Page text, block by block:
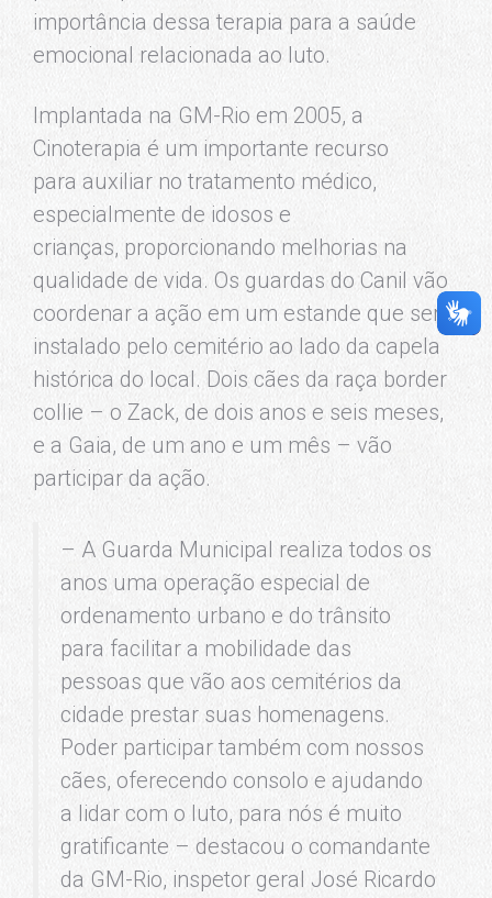
importância dessa terapia para a saúde
emocional relacionada ao luto.
Implantada na GM-Rio em 2005, a
Cinoterapia é um importante recurso
para auxiliar no tratamento médico,
especialmente de idosos e
crianças, proporcionando melhorias na
qualidade de vida. Os guardas do Canil vão
coordenar a ação em um estande que será
instalado pelo cemitério ao lado da capela
histórica do local. Dois cães da raça border
collie – o Zack, de dois anos e seis meses,
e a Gaia, de um ano e um mês – vão
participar da ação.
– A Guarda Municipal realiza todos os
anos uma operação especial de
ordenamento urbano e do trânsito
para facilitar a mobilidade das
pessoas que vão aos cemitérios da
cidade prestar suas homenagens.
Poder participar também com nossos
cães, oferecendo consolo e ajudando
a lidar com o luto, para nós é muito
gratificante – destacou o comandante
da GM-Rio, inspetor geral José Ricardo